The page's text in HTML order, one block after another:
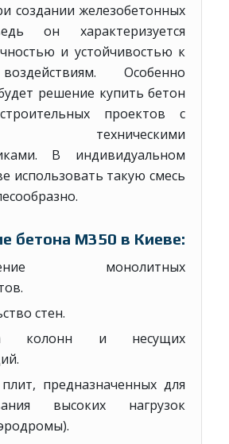
создании железобетонных
он характеризуется
и устойчивостью к
Особенно
решение купить бетон
проектов с
техническими
В индивидуальном
использовать такую смесь
бетона М350 в Киеве:
монолитных
стен.
колонн и несущих
предназначенных для
высоких нагрузок